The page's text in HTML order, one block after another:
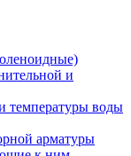
и
температуры воды
арматуры